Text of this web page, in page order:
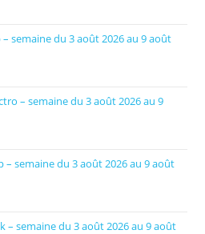
semaine du 3 août 2026 au 9 août
– semaine du 3 août 2026 au 9
– semaine du 3 août 2026 au 9 août
– semaine du 3 août 2026 au 9 août